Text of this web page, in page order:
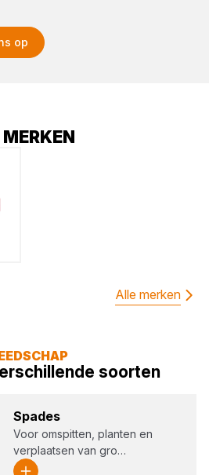
op
Alle merken
soorten
Spa­des
Voor omspitten, planten en
verplaatsen van gro…